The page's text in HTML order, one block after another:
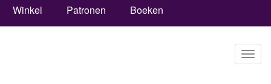
Winkel Patronen Boeken